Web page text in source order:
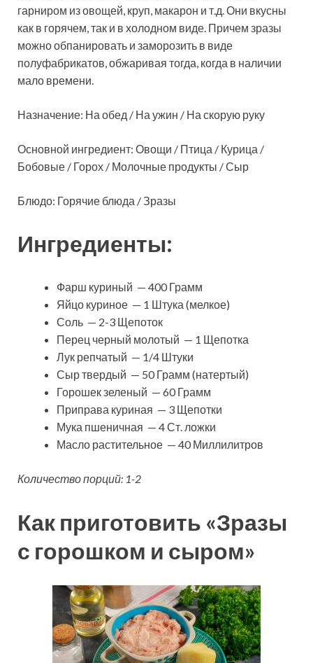
гарниром из овощей, круп, макарон и т.д. Они вкусны
как в горячем, так и в холодном виде. Причем зразы
можно обпанировать и заморозить в виде
полуфабрикатов, обжаривая тогда, когда в наличии
мало времени.
Назначение: На обед / На ужин / На скорую руку
Основной ингредиент: Овощи / Птица / Курица /
Бобовые / Горох / Молочные продукты / Сыр
Блюдо: Горячие блюда / Зразы
Ингредиенты:
Фарш куриный — 400 Грамм
Яйцо куриное — 1 Штука (мелкое)
Соль — 2-3 Щепоток
Перец черный молотый — 1 Щепотка
Лук репчатый — 1/4 Штуки
Сыр твердый — 50 Грамм (натертый)
Горошек зеленый — 60 Грамм
Приправа куриная — 3 Щепотки
Мука пшеничная — 4 Ст. ложки
Масло растительное — 40 Миллилитров
Количество порций: 1-2
Как приготовить «Зразы
с горошком и сыром»